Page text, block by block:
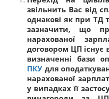
звільнить Вас від
однакові як при ТД
зазначити, що
нарахованої
договором ЦП існує
визначенні бази
ПКУ для
нарахованої
у випадках її